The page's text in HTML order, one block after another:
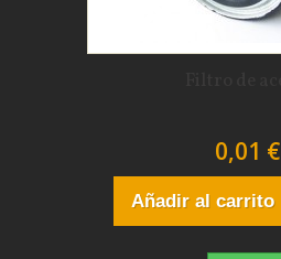
0,01 €
Añadir al carrito